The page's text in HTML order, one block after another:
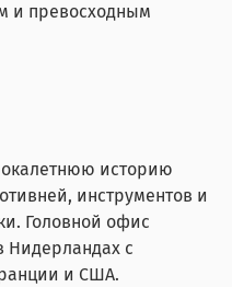
и превосходным
историю
инструментов и
Головной офис
Нидерландах с
и США.